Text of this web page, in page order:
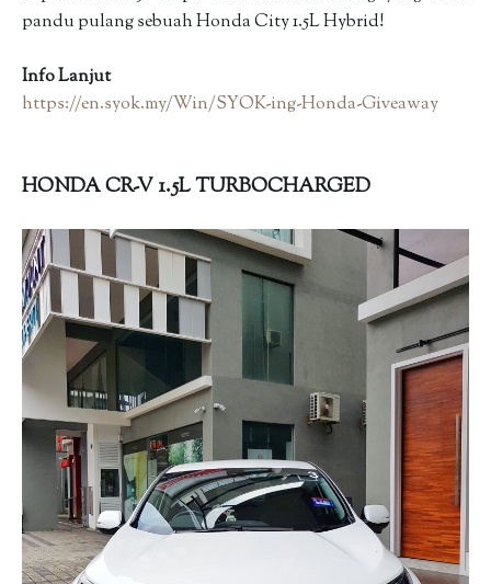
pandu pulang sebuah Honda City 1.5L Hybrid!
Info Lanjut
https://en.syok.my/Win/SYOK-ing-Honda-Giveaway
HONDA CR-V 1.5L TURBOCHARGED